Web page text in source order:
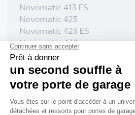
Novomatic 413 ES
Novomatic 423
Novomatic 423 ES
Novomatic 430
Novomatic 440 / 440b / 440 ES
Novomatic 470 / 470b / 470 ES
Novomatic 553 / 553 S
Novomatic 443